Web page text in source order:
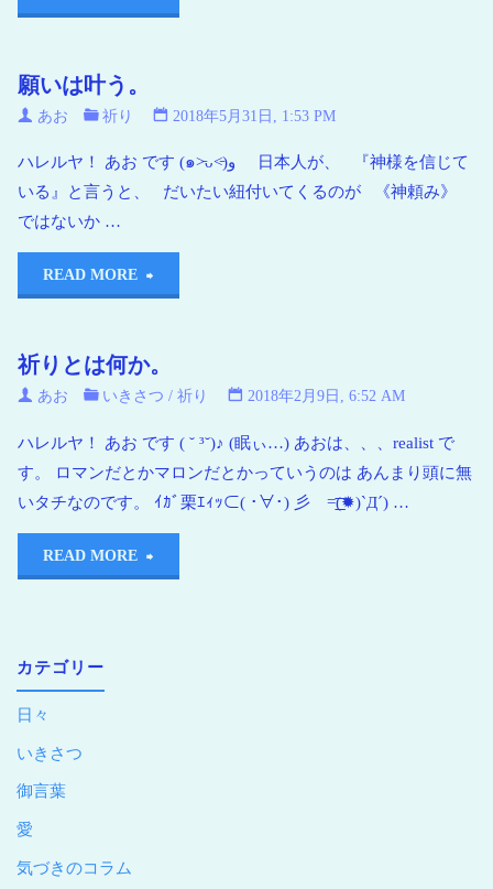
願いは叶う。
あお 祈り 2018年5月31日, 1:53 PM
ハレルヤ！ あお です (๑˃̵ᴗ˂̵)و 日本人が、 『神様を信じて
いる』と言うと、 だいたい紐付いてくるのが 《神頼み》
ではないか …
READ MORE
祈りとは何か。
あお いきさつ / 祈り 2018年2月9日, 6:52 AM
ハレルヤ！ あお です ( ˘ ³˘)♪ (眠ぃ…) あおは、、、realist で
す。 ロマンだとかマロンだとかっていうのは あんまり頭に無
いタチなのです。 ｲｶﾞ栗ｴｨｯ⊂( ･∀･) 彡 =͟͟͞͞(✹)`Д´) …
READ MORE
カテゴリー
日々
いきさつ
御言葉
愛
気づきのコラム